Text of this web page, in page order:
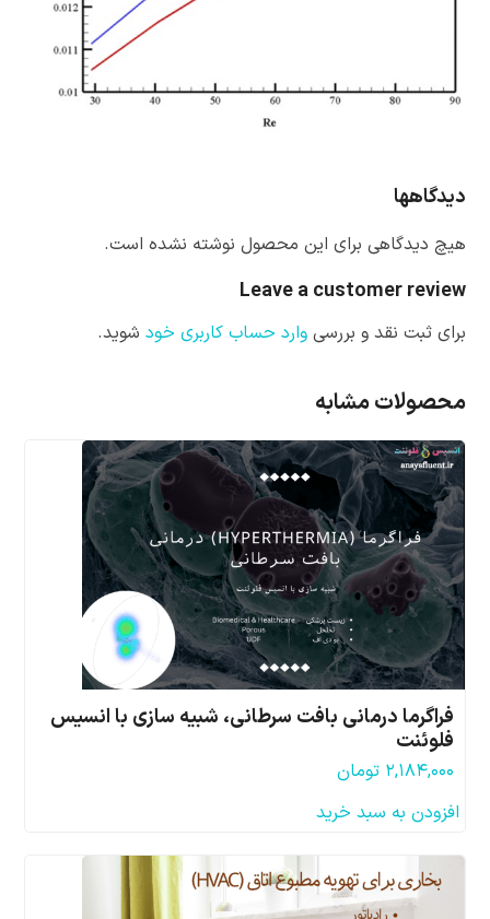
دیدگاهها
هیچ دیدگاهی برای این محصول نوشته نشده است.
Leave a customer review
برای ثبت نقد و بررسیوارد حساب کاربری خود شوید.
محصولات مشابه
فراگرما درمانی بافت سرطانی، شبیه سازی با انسیس
فلوئنت
۲,۱۸۴,۰۰۰ تومان
افزودن به سبد خرید